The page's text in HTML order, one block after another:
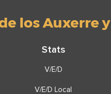
los Auxerre
Stats
V/E/D
V/E/D Local